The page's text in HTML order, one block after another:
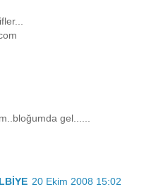
gel......
20 Ekim 2008 15:02